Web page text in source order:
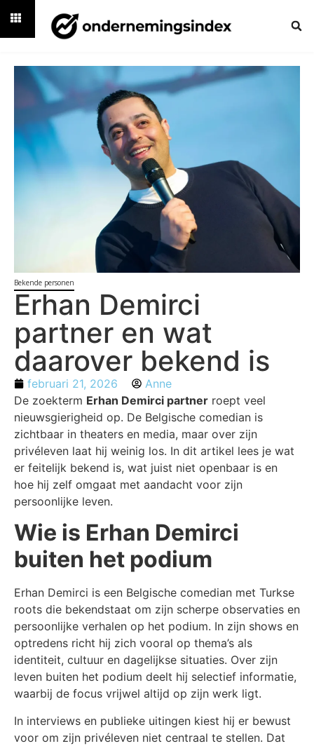
Bekende personen
Erhan Demirci
partner en wat
daarover bekend is
februari 21, 2026
Anne
De zoekterm Erhan Demirci partner roept veel
nieuwsgierigheid op. De Belgische comedian is
zichtbaar in theaters en media, maar over zijn
privéleven laat hij weinig los. In dit artikel lees je wat
er feitelijk bekend is, wat juist niet openbaar is en
hoe hij zelf omgaat met aandacht voor zijn
persoonlijke leven.
Wie is Erhan Demirci
buiten het podium
Erhan Demirci is een Belgische comedian met Turkse
roots die bekendstaat om zijn scherpe observaties en
persoonlijke verhalen op het podium. In zijn shows en
optredens richt hij zich vooral op thema’s als
identiteit, cultuur en dagelijkse situaties. Over zijn
leven buiten het podium deelt hij selectief informatie,
waarbij de focus vrijwel altijd op zijn werk ligt.
In interviews en publieke uitingen kiest hij er bewust
voor om zijn privéleven niet centraal te stellen. Dat